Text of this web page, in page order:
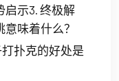
启示3. 终极解
味着什么？
扑克的好处是